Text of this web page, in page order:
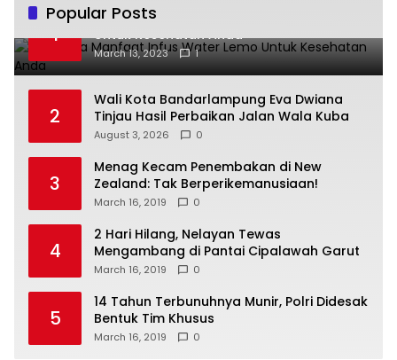
Popular Posts
1
Beberapa Manfaat Infus Water Lemo
Untuk Kesehatan Anda
March 13, 2023 1
2
Wali Kota Bandarlampung Eva Dwiana
Tinjau Hasil Perbaikan Jalan Wala Kuba
August 3, 2026 0
3
Menag Kecam Penembakan di New
Zealand: Tak Berperikemanusiaan!
March 16, 2019 0
4
2 Hari Hilang, Nelayan Tewas
Mengambang di Pantai Cipalawah Garut
March 16, 2019 0
5
14 Tahun Terbunuhnya Munir, Polri Didesak
Bentuk Tim Khusus
March 16, 2019 0